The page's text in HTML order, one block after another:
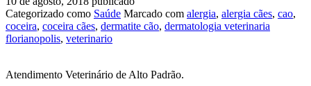
Categorizado como Saúde Marcado com alergia, alergia cães, cao,
coceira, coceira cães, dermatite cão, dermatologia veterinaria
florianopolis, veterinario
Atendimento Veterinário de Alto Padrão.